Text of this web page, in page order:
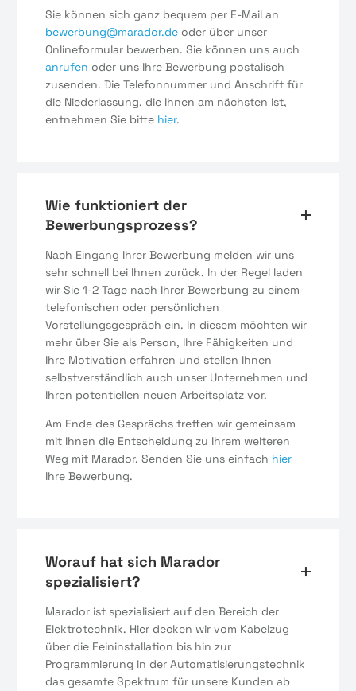
Sie können sich ganz bequem per E-Mail an
bewerbung@marador.de oder über unser
Onlineformular bewerben. Sie können uns auch
anrufen oder uns Ihre Bewerbung postalisch
zusenden. Die Telefonnummer und Anschrift für
die Niederlassung, die Ihnen am nächsten ist,
entnehmen Sie bitte hier.
Wie funktioniert der
Bewerbungsprozess?
Nach Eingang Ihrer Bewerbung melden wir uns
sehr schnell bei Ihnen zurück. In der Regel laden
wir Sie 1-2 Tage nach Ihrer Bewerbung zu einem
telefonischen oder persönlichen
Vorstellungsgespräch ein. In diesem möchten wir
mehr über Sie als Person, Ihre Fähigkeiten und
Ihre Motivation erfahren und stellen Ihnen
selbstverständlich auch unser Unternehmen und
Ihren potentiellen neuen Arbeitsplatz vor.
Am Ende des Gesprächs treffen wir gemeinsam
mit Ihnen die Entscheidung zu Ihrem weiteren
Weg mit Marador. Senden Sie uns einfach hier
Ihre Bewerbung.
Worauf hat sich Marador
spezialisiert?
Marador ist spezialisiert auf den Bereich der
Elektrotechnik. Hier decken wir vom Kabelzug
über die Feininstallation bis hin zur
Programmierung in der Automatisierungstechnik
das gesamte Spektrum für unsere Kunden ab